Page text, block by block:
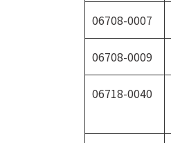
06708-0007
06708-0009
06718-0040